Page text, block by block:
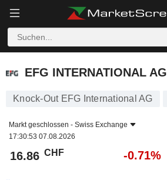
EFG INTERNATIONAL AG
EFG INTERNATIONAL AG
Knock-Out EFG International AG
Markt geschlossen - Swiss Exchange
17:30:53 07.08.2026
16.86 CHF -0.71%